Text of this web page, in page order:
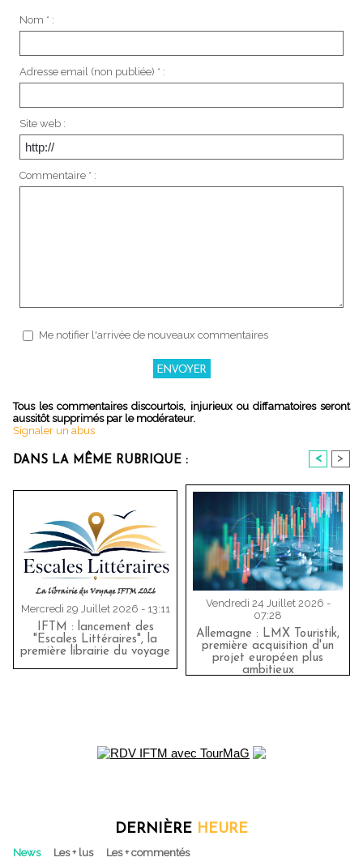
Nom * :
Adresse email (non publiée) * :
Site web :
Commentaire * :
Me notifier l'arrivée de nouveaux commentaires
Tous les commentaires discourtois, injurieux ou diffamatoires seront
aussitôt supprimés par le modérateur.
Signaler un abus
DANS LA MÊME RUBRIQUE : < >
Mercredi 29 Juillet 2026 - 13:11
IFTM : lancement des
"Escales Littéraires", la
première librairie du voyage
Vendredi 24 Juillet 2026 -
07:28
Allemagne : LMX Touristik,
première acquisition d'un
projet européen plus
ambitieux
DERNIÈRE HEURE
News Les + lus Les + commentés